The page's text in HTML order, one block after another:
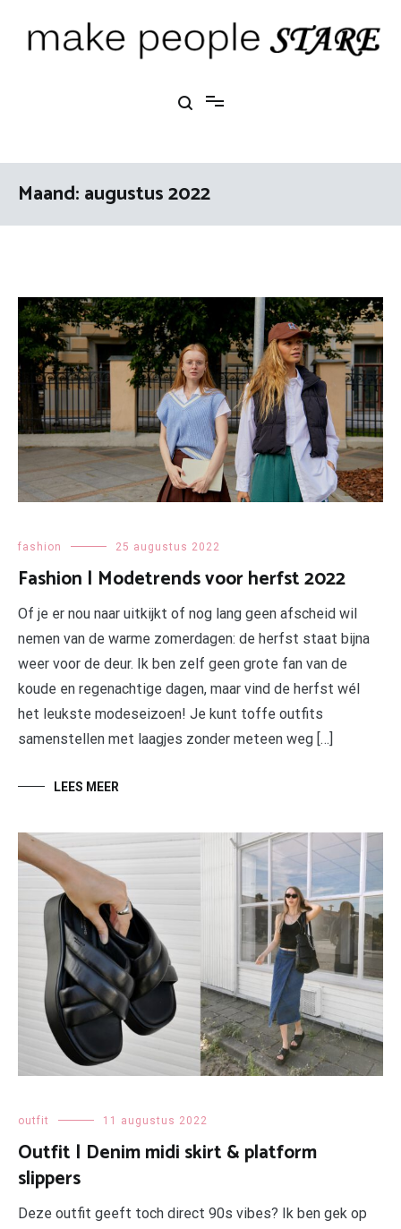
Maand:augustus 2022
fashion 25 augustus 2022
Fashion | Modetrends voor herfst 2022
Of je er nou naar uitkijkt of nog lang geen afscheid wil
nemen van de warme zomerdagen: de herfst staat bijna
weer voor de deur. Ik ben zelf geen grote fan van de
koude en regenachtige dagen, maar vind de herfst wél
het leukste modeseizoen! Je kunt toffe outfits
samenstellen met laagjes zonder meteen weg […]
LEES MEER
outfit 11 augustus 2022
Outfit | Denim midi skirt & platform
slippers
Deze outfit geeft toch direct 90s vibes? Ik ben gek op